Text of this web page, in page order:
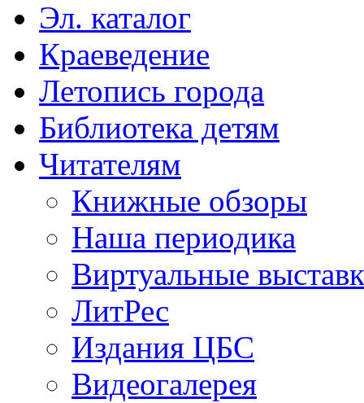
Эл. каталог
Краеведение
Летопись города
Библиотека детям
Читателям
Книжные обзоры
Наша периодика
Виртуальные
ЛитРес
Издания ЦБС
Видеогалерея